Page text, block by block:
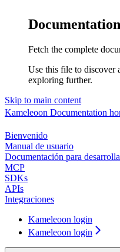
Fetch the complete
Use this file to discover
exploring further.
Skip to main content
Kameleoon Documentation
Bienvenido
Manual de usuario
Documentación para
MCP
SDKs
APIs
Integraciones
Kameleoon login
Kameleoon login